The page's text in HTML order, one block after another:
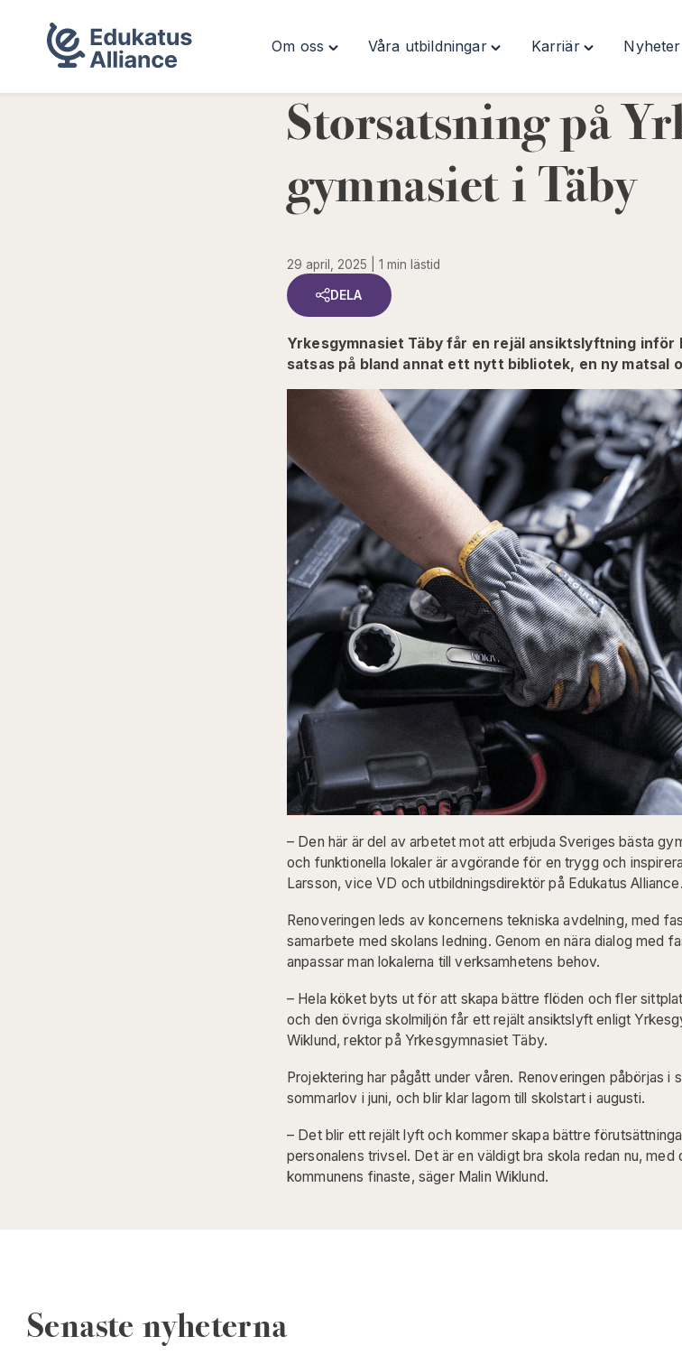
Hoppa
innehåll
Om oss
Toggle
oss"
menu
Våra utbildningar
Toggle
utbildningar"
menu
Karriär
Toggle
menu
Nyheter
Storsatsning på
gymnasiet i Täby
29 april, 2025 1 min lästid
DELA
Yrkesgymnasiet Täby får en rejäl ansiktslyftning
satsas på bland annat ett nytt bibliotek, en ny matsal
– Den här är del av arbetet mot att erbjuda Sveriges bästa
och funktionella lokaler är avgörande för en trygg och
Larsson, vice VD och utbildningsdirektör på Edukatus Alliance.
Renoveringen leds av koncernens tekniska avdelning, med
samarbete med skolans ledning. Genom en nära dialog med
anpassar man lokalerna till verksamhetens behov.
– Hela köket byts ut för att skapa bättre flöden och fler
och den övriga skolmiljön får ett rejält ansiktslyft enligt
Wiklund, rektor på Yrkesgymnasiet Täby.
Projektering har pågått under våren. Renoveringen påbörjas i
sommarlov i juni, och blir klar lagom till skolstart i augusti.
– Det blir ett rejält lyft och kommer skapa bättre
personalens trivsel. Det är en väldigt bra skola redan nu,
kommunens finaste, säger Malin Wiklund.
Senaste nyheterna